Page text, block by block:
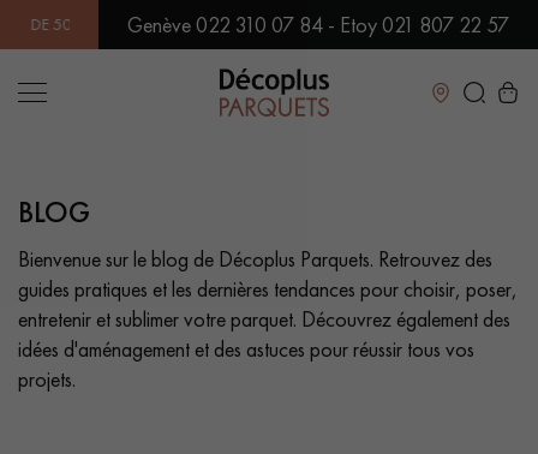
EN SHOWROOM | DISPONIBILITÉ IMMÉDIATE |
Genève 022 310 07 84 - Etoy 021 807 22 57
Fermer
LES RECHERCHES LES PLUS COURANTES
PARQUET MASSIF
PARQUET CONTRECOLLÉ -
FLOTTANT
SOL PLAQUÉ BOIS VERITABLES
BLOG
Bienvenue sur le blog de Décoplus Parquets. Retrouvez des
guides pratiques et les dernières tendances pour choisir, poser,
entretenir et sublimer votre parquet. Découvrez également des
idées d'aménagement et des astuces pour réussir tous vos
projets.